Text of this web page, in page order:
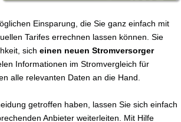
Einsparung, die Sie ganz einfach mit
Tarifes errechnen lassen können. Sie
sich einen neuen Stromversorger
Informationen im Stromvergleich für
alle relevanten Daten an die Hand.
getroffen haben, lassen Sie sich einfach
Anbieter weiterleiten. Mit Hilfe